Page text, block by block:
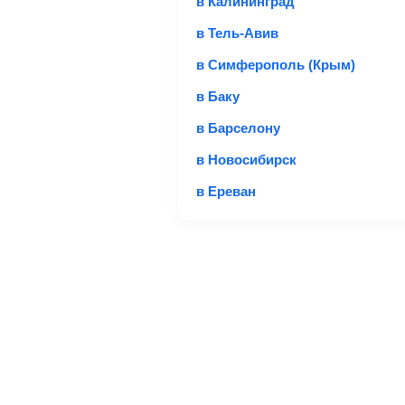
купить билет с багажом дешевле,
Важно:При покупке билета
Подробная информация о
в Тель-Авив
в Симферополь (Крым)
в Баку
в Барселону
в Новосибирск
в Ереван